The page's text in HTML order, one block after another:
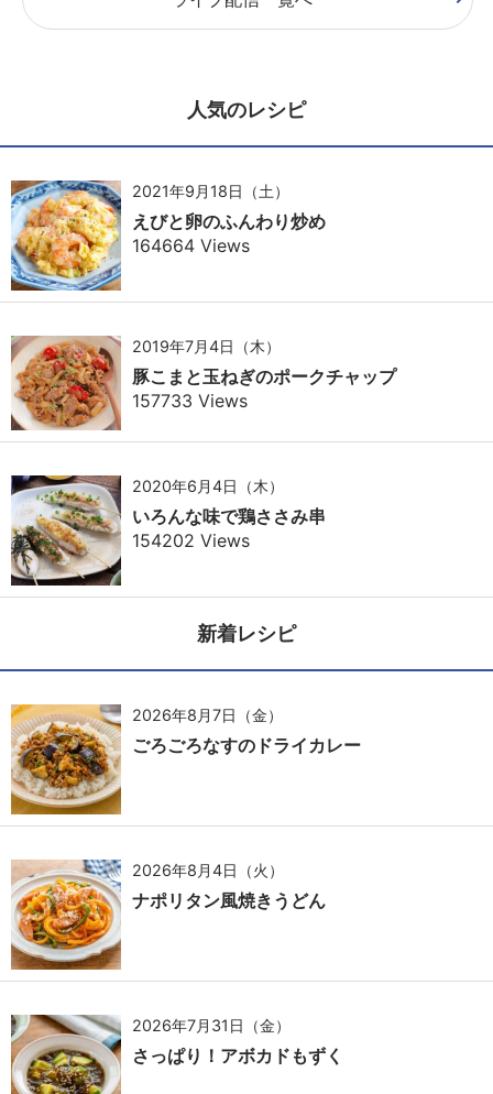
人気のレシピ
2021年9月18日（土）
えびと卵のふんわり炒め
164664 Views
2019年7月4日（木）
豚こまと玉ねぎのポークチャップ
157733 Views
2020年6月4日（木）
いろんな味で鶏ささみ串
154202 Views
新着レシピ
2026年8月7日（金）
ごろごろなすのドライカレー
2026年8月4日（火）
ナポリタン風焼きうどん
2026年7月31日（金）
さっぱり！アボカドもずく